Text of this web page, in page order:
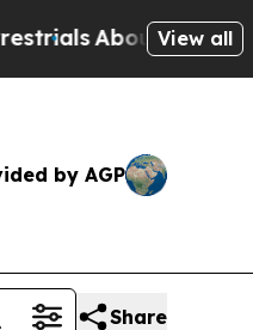
Three Million
View all
by AGP
Share